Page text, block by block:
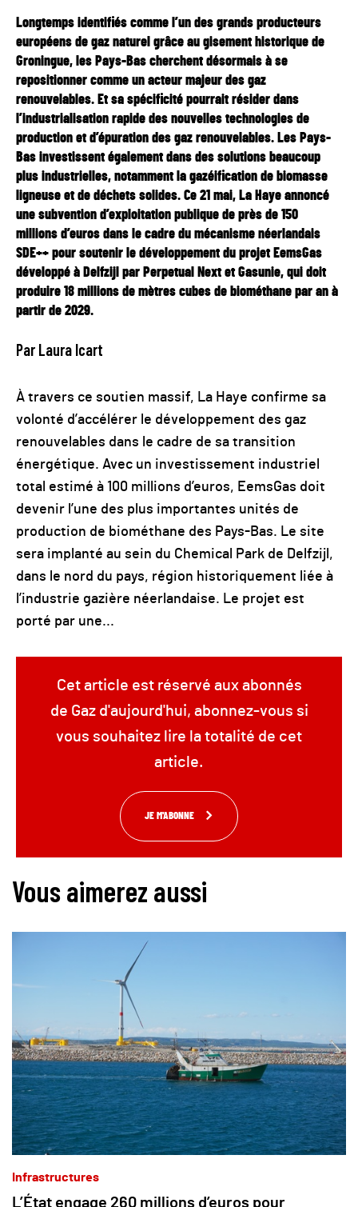
Longtemps identifiés comme l’un des grands producteurs
européens de gaz naturel grâce au gisement historique de
Groningue, les Pays-Bas cherchent désormais à se
repositionner comme un acteur majeur des gaz
renouvelables. Et sa spécificité pourrait résider dans
l’industrialisation rapide des nouvelles technologies de
production et d’épuration des gaz renouvelables. Les Pays-
Bas investissent également dans des solutions beaucoup
plus industrielles, notamment la gazéification de biomasse
ligneuse et de déchets solides. Ce 21 mai, La Haye annoncé
une subvention d’exploitation publique de près de 150
millions d’euros dans le cadre du mécanisme néerlandais
SDE++ pour soutenir le développement du projet EemsGas
développé à Delfzijl par Perpetual Next et Gasunie, qui doit
produire 18 millions de mètres cubes de biométhane par an à
partir de 2029.
Par Laura Icart
À travers ce soutien massif, La Haye confirme sa
volonté d’accélérer le développement des gaz
renouvelables dans le cadre de sa transition
énergétique. Avec un investissement industriel
total estimé à 100 millions d’euros, EemsGas doit
devenir l’une des plus importantes unités de
production de biométhane des Pays-Bas. Le site
sera implanté au sein du Chemical Park de Delfzijl,
dans le nord du pays, région historiquement liée à
l’industrie gazière néerlandaise. Le projet est
porté par une...
Cet article est réservé aux abonnés
de Gaz d'aujourd'hui, abonnez-vous si
vous souhaitez lire la totalité de cet
article.
JE M'ABONNE
Vous aimerez aussi
Infrastructures
L’État engage 260 millions d’euros pour